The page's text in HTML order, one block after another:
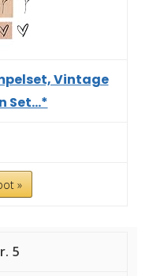
Vintage
Set...*
»
5